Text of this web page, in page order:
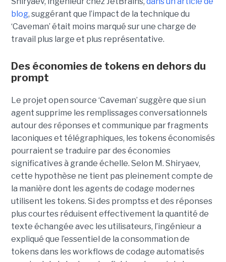
blog, suggérant que l’impact de la technique du
‘Caveman’ était moins marqué sur une charge de
travail plus large et plus représentative.
Des économies de tokens en dehors du
prompt
Le projet open source ‘Caveman’ suggère que si un
agent supprime les remplissages conversationnels
autour des réponses et communique par fragments
laconiques et télégraphiques, les tokens économisés
pourraient se traduire par des économies
significatives à grande échelle. Selon M. Shiryaev,
cette hypothèse ne tient pas pleinement compte de
la manière dont les agents de codage modernes
utilisent les tokens. Si des promptss et des réponses
plus courtes réduisent effectivement la quantité de
texte échangée avec les utilisateurs, l’ingénieur a
expliqué que l’essentiel de la consommation de
tokens dans les workflows de codage automatisés